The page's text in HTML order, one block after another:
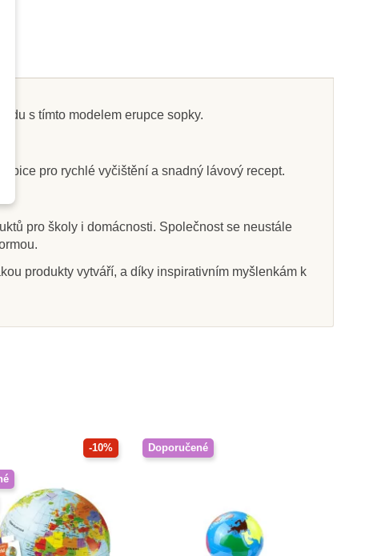
Skladem
Resources
set (50x -
600x)
Kč1 575 Kč
slizů
662 Kč735 Kč
s tímto modelem erupce sopky.
pro rychlé vyčištění a snadný lávový recept.
pro školy i domácnosti. Společnost se neustále
produkty vytváří, a díky inspirativním myšlenkám k
-10% Doporučené